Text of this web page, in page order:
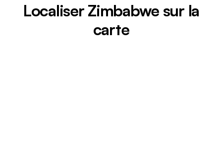
Localiser Zimbabwe sur la
carte